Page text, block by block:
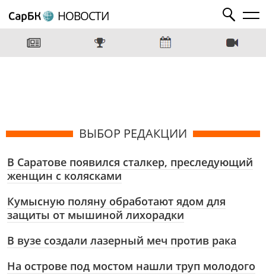
НОВОСТИ
ВЫБОР РЕДАКЦИИ
В Саратове появился сталкер, преследующий
женщин с колясками
Кумысную поляну обработают ядом для
защиты от мышиной лихорадки
В вузе создали лазерный меч против рака
На острове под мостом нашли труп молодого